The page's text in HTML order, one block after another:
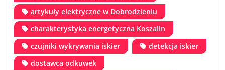
artykuły elektryczne w Dobrodzieniu
charakterystyka energetyczna Koszalin
czujniki wykrywania iskier
detekcja iskier
dostawca odkuwek